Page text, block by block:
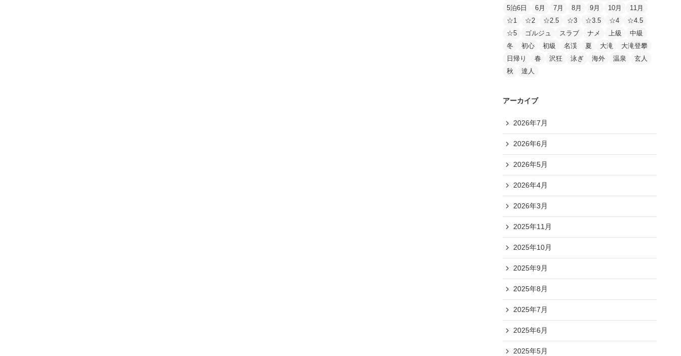
5泊6日 6月 7月 8月 9月 10月
11月
☆1
☆2 ☆2.5 ☆3 ☆3.5 ☆4
☆4.5
☆5
ゴルジュ スラブ ナメ 上級
中級
冬
初心 初級 名渓 夏 大滝
大滝登攀
日帰り
春 沢狂 泳ぎ 海外 温泉
玄人
秋
達人
アーカイブ
2026年7月
2026年6月
2026年5月
2026年4月
2026年3月
2025年11月
2025年10月
2025年9月
2025年8月
2025年7月
2025年6月
2025年5月